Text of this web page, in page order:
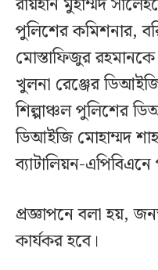
পুলিশের কমিশনার,
মোস্তাফিজুর
খুলনা রেঞ্জের
শিল্পাঞ্চল পুলিশের
ডিআইজি মোহাম্মদ
ব্যাটালিয়ন-
প্রজ্ঞাপনে বলা হয়,
কার্যকর হবে।